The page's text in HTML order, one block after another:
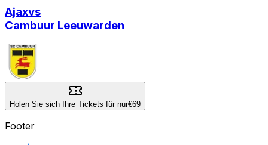
Ajaxvs
Cambuur Leeuwarden
Holen Sie sich Ihre Tickets für nur€69
Footer